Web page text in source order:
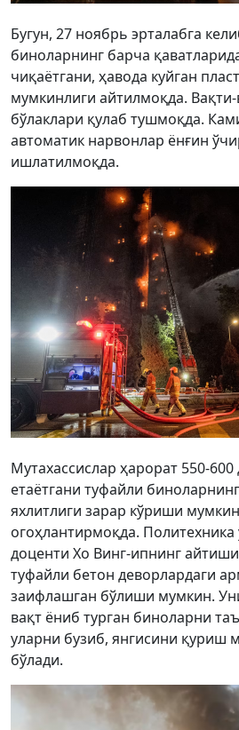
Бугун, 27 ноябрь эрталабга
биноларнинг барча
чиқаётгани, ҳавода куйган
мумкинлиги айтилмоқда.
бўлаклари қулаб тушмоқда.
автоматик нарвонлар ёнғин
ишлатилмоқда.
Мутахассислар ҳарорат 550-
етаётгани туфайли
яхлитлиги зарар кўриши
огоҳлантирмоқда. Политехника
доценти Хо Винг-ипнинг
туфайли бетон деворлардаги
заифлашган бўлиши мумкин.
вақт ёниб турган биноларни
уларни бузиб, янгисини қуриш
бўлади.